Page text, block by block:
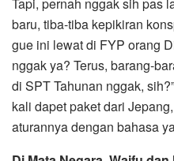
baru, tiba-tiba kepikiran
gue ini lewat di FYP orang
nggak ya? Terus, barang-
di SPT Tahunan nggak,
kali dapet paket dari
aturannya dengan bahasa